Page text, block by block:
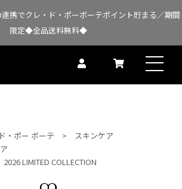
携でクレ・ド・ポーボーテポイント貯まる／期間
限定◆全品送料無料◆
・ポー ボーテ
スキンケア
LIMITED COLLECTION